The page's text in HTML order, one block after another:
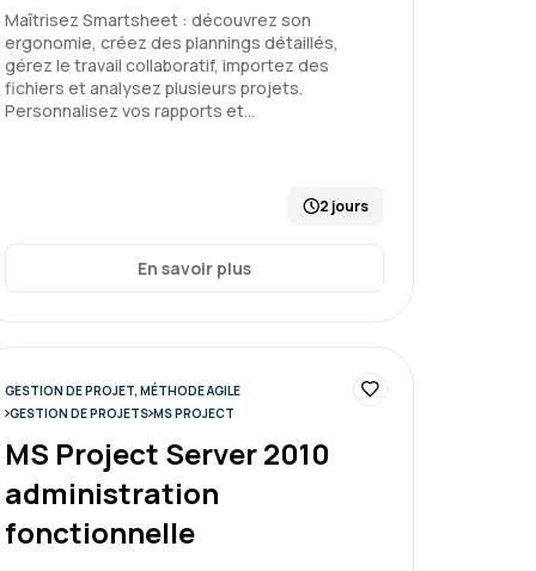
Le 20/02/2026 5
et des échanges constructifs
intéressant et utile avec des
Maîtrisez Smartsheet : découvrez son
ergonomie, créez des plannings détaillés,
gérez le travail collaboratif, importez des
fichiers et analysez plusieurs projets.
Personnalisez vos rapports et…
2 jours
En savoir plus
GESTION DE PROJET, MÉTHODE AGILE
GESTION DE PROJETS MS PROJECT
MS Project Server 2010
administration
fonctionnelle